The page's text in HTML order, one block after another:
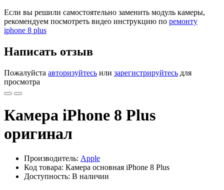
Если вы решили самостоятельно заменить модуль камеры,
рекомендуем посмотреть видео инструкцию по ремонту
iphone 8 plus
Написать отзыв
Пожалуйста авторизуйтесь или зарегистрируйтесь для
просмотра
Камера iPhone 8 Plus
оригинал
Производитель: Apple
Код товара: Камера основная iPhone 8 Plus
Доступность: В наличии